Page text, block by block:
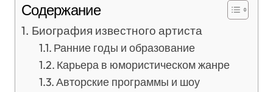
Содержание
Биография известного артиста
Ранние годы и образование
Карьера в юмористическом жанре
Авторские программы и шоу